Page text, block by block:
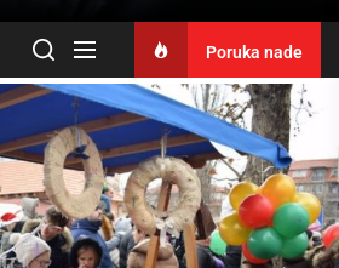
Poruka nade